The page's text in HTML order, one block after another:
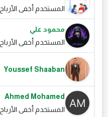
المستخدم أخفى الأرباح
محمود علي
المستخدم أخفى الأرباح
Youssef Shaaban
Ahmed Mohamed
المستخدم أخفى الأرباح